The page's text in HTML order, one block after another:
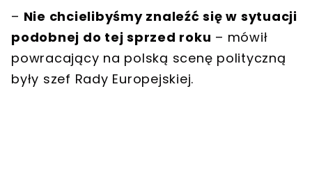
– Nie chcielibyśmy znaleźć się w sytuacji
podobnej do tej sprzed roku – mówił
powracający na polską scenę polityczną
były szef Rady Europejskiej.